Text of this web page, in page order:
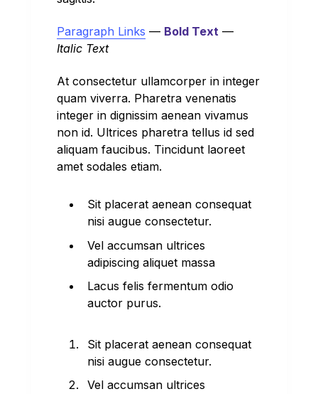
Paragraph Links — Bold Text —
Italic Text
At consectetur ullamcorper in integer
quam viverra. Pharetra venenatis
integer in dignissim aenean vivamus
non id. Ultrices pharetra tellus id sed
aliquam faucibus. Tincidunt laoreet
amet sodales etiam.
Sit placerat aenean consequat
nisi augue consectetur.
Vel accumsan ultrices
adipiscing aliquet massa
Lacus felis fermentum odio
auctor purus.
Sit placerat aenean consequat
nisi augue consectetur.
Vel accumsan ultrices